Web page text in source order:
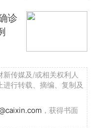
诊
传媒及/或相关权利人
行转载、摘编、复制及
，获得书面